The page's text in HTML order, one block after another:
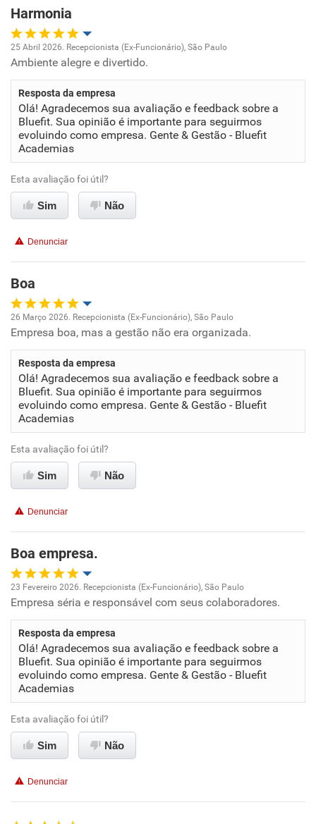
Harmonia
Oportunidade de promoção
Ambiente de trabalho
Conciliação com a vida familiar
Recomenda esta empresa
25 Abril 2026. Recepcionista (Ex-Funcionário), São Paulo
Ambiente alegre e divertido.
Resposta da empresa
Olá! Agradecemos sua avaliação e feedback sobre a
Bluefit. Sua opinião é importante para seguirmos
evoluindo como empresa. Gente & Gestão - Bluefit
Academias
Esta avaliação foi útil?
Sim Não
Denunciar
Boa
Oportunidade de promoção
Ambiente de trabalho
Conciliação com a vida familiar
Não recomenda esta empresa
26 Março 2026. Recepcionista (Ex-Funcionário), São Paulo
Empresa boa, mas a gestão não era organizada.
Resposta da empresa
Olá! Agradecemos sua avaliação e feedback sobre a
Bluefit. Sua opinião é importante para seguirmos
evoluindo como empresa. Gente & Gestão - Bluefit
Academias
Esta avaliação foi útil?
Sim Não
Denunciar
Boa empresa.
Oportunidade de promoção
Ambiente de trabalho
Conciliação com a vida familiar
Recomenda esta empresa
23 Fevereiro 2026. Recepcionista (Ex-Funcionário), São Paulo
Empresa séria e responsável com seus colaboradores.
Resposta da empresa
Olá! Agradecemos sua avaliação e feedback sobre a
Bluefit. Sua opinião é importante para seguirmos
evoluindo como empresa. Gente & Gestão - Bluefit
Academias
Esta avaliação foi útil?
Sim Não
Denunciar